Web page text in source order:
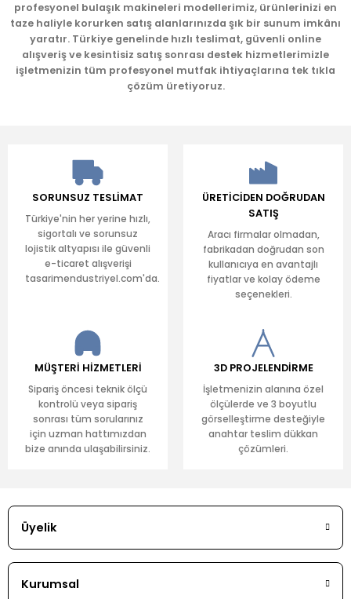
Gönder
profesyonel bulaşık makineleri modellerimiz, ürünlerinizi en
taze haliyle korurken satış alanlarınızda şık bir sunum imkânı
yaratır. Türkiye genelinde hızlı teslimat, güvenli online
alışveriş ve kesintisiz satış sonrası destek hizmetlerimizle
işletmenizin tüm profesyonel mutfak ihtiyaçlarına tek tıkla
çözüm üretiyoruz.
SORUNSUZ TESLİMAT
Türkiye'nin her yerine hızlı,
sigortalı ve sorunsuz
lojistik altyapısı ile güvenli
e-ticaret alışverişi
tasarimendustriyel.com'da.
ÜRETİCİDEN DOĞRUDAN
SATIŞ
Aracı firmalar olmadan,
fabrikadan doğrudan son
kullanıcıya en avantajlı
fiyatlar ve kolay ödeme
seçenekleri.
MÜŞTERİ HİZMETLERİ
Sipariş öncesi teknik ölçü
kontrolü veya sipariş
sonrası tüm sorularınız
için uzman hattımızdan
bize anında ulaşabilirsiniz.
3D PROJELENDİRME
İşletmenizin alanına özel
ölçülerde ve 3 boyutlu
görselleştirme desteğiyle
anahtar teslim dükkan
çözümleri.
Üyelik
Kurumsal